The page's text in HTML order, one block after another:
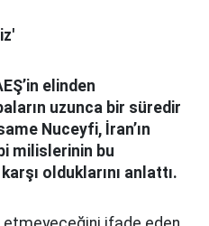
elinden
uzunca bir süredir
Nuceyfi, İran’ın
milislerinin bu
olduklarını anlattı.